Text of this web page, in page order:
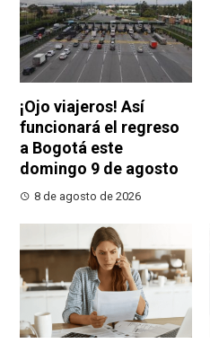
¡Ojo viajeros! Así
funcionará el regreso
a Bogotá este
domingo 9 de agosto
8 de agosto de 2026